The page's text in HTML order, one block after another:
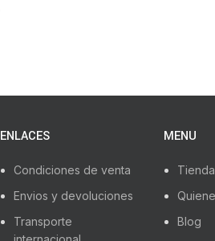
ENLACES
Condiciones de venta
Envios y devoluciones
Transporte
MENU
Tienda
Blog